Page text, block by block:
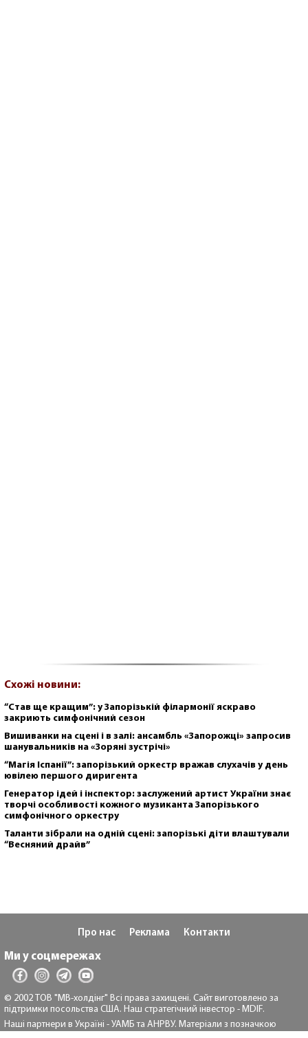
Схожі новини:
“Став ще кращим”: у Запорізькій філармонії яскраво
закриють симфонічний сезон
Вишиванки на сцені і в залі: ансамбль «Запорожці» запросив
шанувальників на «Зоряні зустрічі»
“Магія Іспанії”: запорізький оркестр вражав слухачів у день
ювілею першого диригента
Генератор ідей і інспектор: заслужений артист України знає
творчі особливості кожного музиканта Запорізького
симфонічного оркестру
Таланти зібрали на одній сцені: запорізькі діти влаштували
“Весняний драйв”
Про нас Реклама Контакти
Ми у соцмережах
© 2002 ТОВ "МВ-холдінг" Всі права захищені. Сайт виготовлено за
підтримки посольства США. Наш стратегічний інвестор - MDIF.
Наші партнери в Україні - УАМБ та АНРВУ. Матеріали з позначкою